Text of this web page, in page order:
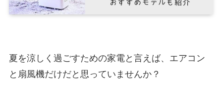
夏を涼しく過ごすための家電と言えば、エアコン
と扇風機だけだと思っていませんか？